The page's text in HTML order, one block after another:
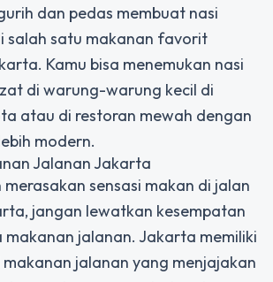
dan pedas membuat nasi
salah satu makanan favorit
Kamu bisa menemukan nasi
di warung-warung kecil di
atau di restoran mewah dengan
modern.
Jalanan Jakarta
sensasi makan di jalan
jangan lewatkan kesempatan
makanan jalanan. Jakarta memiliki
jalanan yang menjajakan